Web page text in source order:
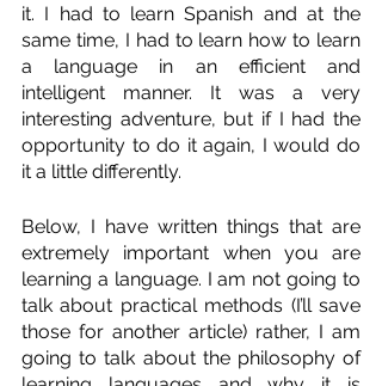
it. I had to learn Spanish and at the
same time, I had to learn how to learn
a language in an efficient and
intelligent manner. It was a very
interesting adventure, but if I had the
opportunity to do it again, I would do
it a little differently.
Below, I have written things that are
extremely important when you are
learning a language. I am not going to
talk about practical methods (I’ll save
those for another article) rather, I am
going to talk about the philosophy of